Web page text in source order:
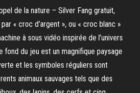
de la nature – Silver Fang gratuit,
« croc d’argent », ou « croc blanc »
à sous vidéo inspirée de l’univers
fond du jeu est un magnifique paysage
et les symboles réguliers sont
animaux sauvages tels que des